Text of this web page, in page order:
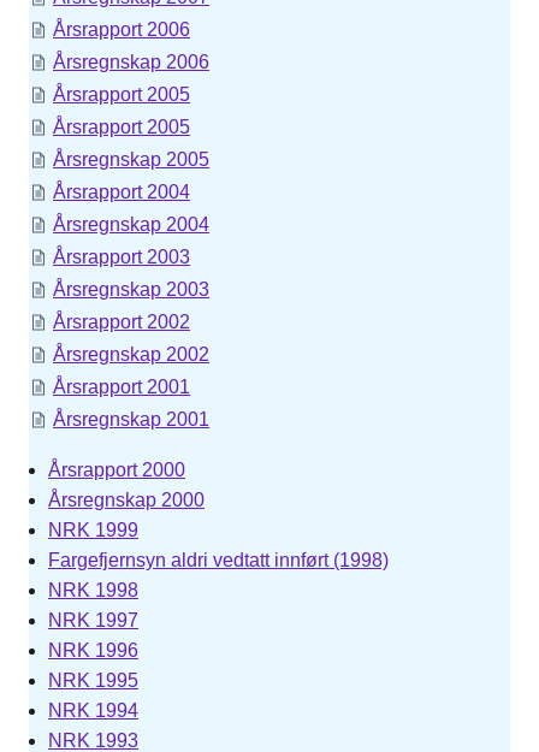
Årsrapport 2006
Årsregnskap 2006
Årsrapport 2005
Årsrapport 2005
Årsregnskap 2005
Årsrapport 2004
Årsregnskap 2004
Årsrapport 2003
Årsregnskap 2003
Årsrapport 2002
Årsregnskap 2002
Årsrapport 2001
Årsregnskap 2001
Årsrapport 2000
Årsregnskap 2000
NRK 1999
Fargefjernsyn aldri vedtatt innført (1998)
NRK 1998
NRK 1997
NRK 1996
NRK 1995
NRK 1994
NRK 1993